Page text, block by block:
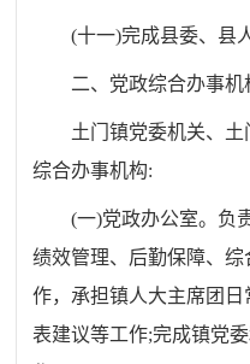
(十一)完成县委、县
二、党政综合办事机
土门镇党委机关、
综合办事机构:
(一)党政办公室。负
绩效管理、后勤保障、
作，承担镇人大主席团
表建议等工作;完成镇党